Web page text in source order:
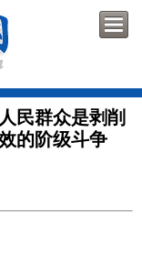
民群众是剥削
的阶级斗争